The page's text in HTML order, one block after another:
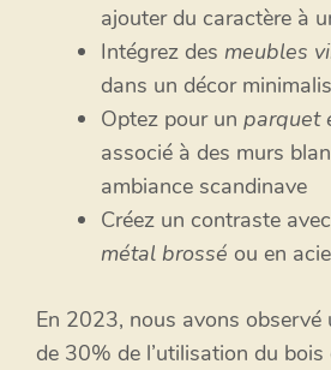
ajouter du caractère à
Intégrez des meubles
dans un décor
Optez pour un parquet
associé à des murs
ambiance scandinave
Créez un contraste
métal brossé ou en
En 2023, nous avons observé
de 30% de l’utilisation du